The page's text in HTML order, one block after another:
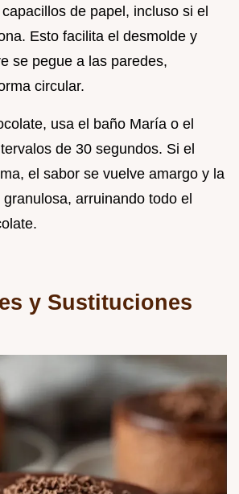
de papel, incluso si el
Esto facilita el desmolde y
se pegue a las paredes,
circular.
usa el baño María o el
de 30 segundos. Si el
el sabor se vuelve amargo y la
arruinando todo el
y Sustituciones